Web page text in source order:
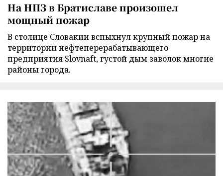
На НПЗ в Братиславе произошел
мощный пожар
В столице Словакии вспыхнул крупный пожар на
территории нефтеперерабатывающего
предприятия Slovnaft, густой дым заволок многие
районы города.